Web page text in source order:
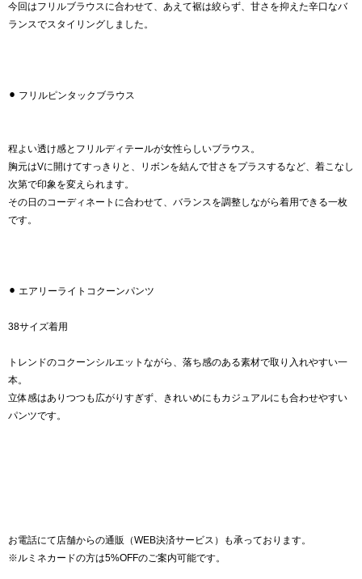
今回はフリルブラウスに合わせて、あえて裾は絞らず、甘さを抑えた辛口なバ
ランスでスタイリングしました。
⚫︎ フリルピンタックブラウス
程よい透け感とフリルディテールが女性らしいブラウス。
胸元はVに開けてすっきりと、リボンを結んで甘さをプラスするなど、着こなし
次第で印象を変えられます。
その日のコーディネートに合わせて、バランスを調整しながら着用できる一枚
です。
⚫︎ エアリーライトコクーンパンツ
38サイズ着用
トレンドのコクーンシルエットながら、落ち感のある素材で取り入れやすい一
本。
立体感はありつつも広がりすぎず、きれいめにもカジュアルにも合わせやすい
パンツです。
お電話にて店舗からの通販（WEB決済サービス）も承っております。
※ルミネカードの方は5%OFFのご案内可能です。